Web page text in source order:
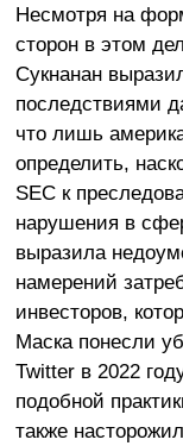
Несмотря на
сторон в этом
Сукнанан
последствиями
что лишь
определить,
SEC к
нарушения в
выразила
намерений
инвесторов,
Маска понесли
Twitter в 2022
подобной
также